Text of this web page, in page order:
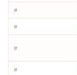
〃
〃
〃
〃